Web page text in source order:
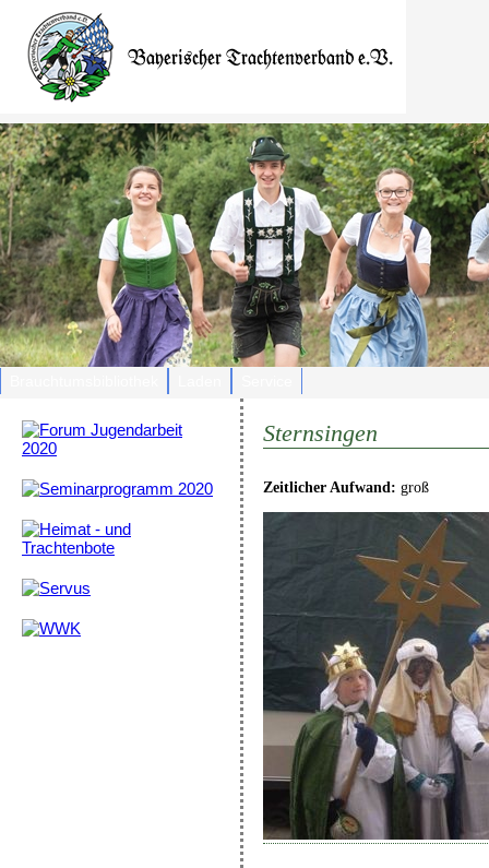
Sternsingen
Zeitlicher Aufwand: groß